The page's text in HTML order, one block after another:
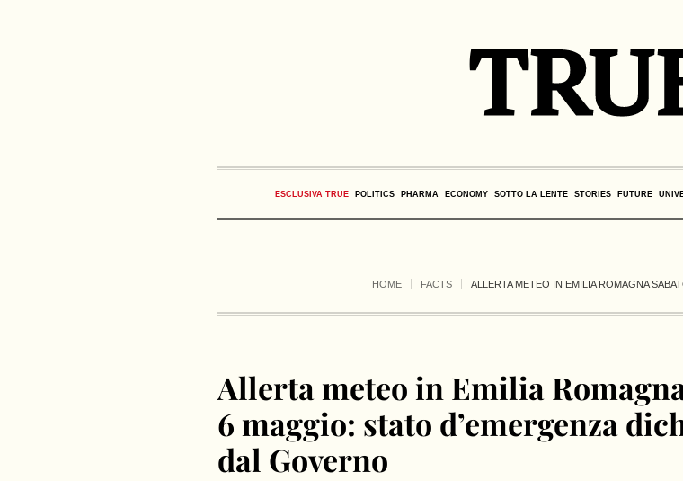
ESCLUSIVA TRUE POLITICS PHARMA ECONOMY SOTTO LA LENTE STORIES FUTURE
HOME FACTS ALLERTA METEO IN EMILIA ROMAGNA
Allerta meteo in Emilia
6 maggio: stato d’emergenza
dal Governo